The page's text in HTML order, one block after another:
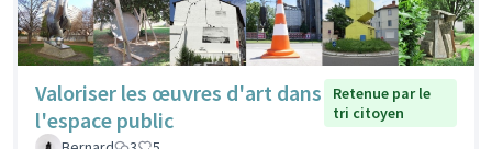
Valoriser les œuvres d'art dans
l'espace public
Retenue par le
tri citoyen